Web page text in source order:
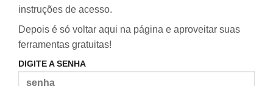
instruções de acesso.
Depois é só voltar aqui na página e aproveitar suas
ferramentas gratuitas!
DIGITE A SENHA